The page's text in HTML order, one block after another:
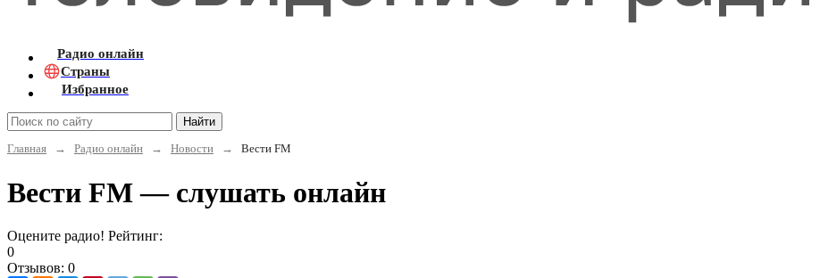
Радио онлайн
Страны
Избранное
Найти
Главная
→ Радио онлайн → Новости → Вести FM
Вести FM — слушать онлайн
Оцените радио! Рейтинг:
0
Отзывов: 0